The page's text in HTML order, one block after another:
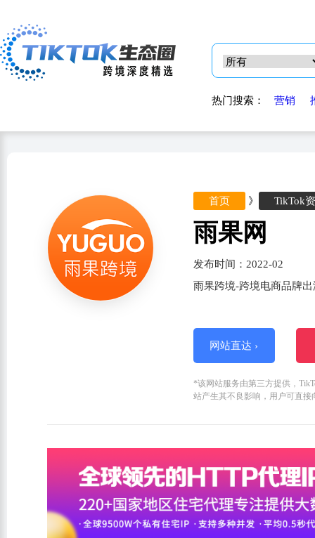
热门搜索： 营销
首页 》 TikTok
雨果网
发布时间：2022-02
雨果跨境-跨境电商品牌
网站直达 ›
*该网站服务由第三方提供，
站产生其不良影响，用户可直